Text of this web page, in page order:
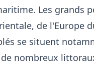
Les grands
de l'Europe
se situent
nombreux